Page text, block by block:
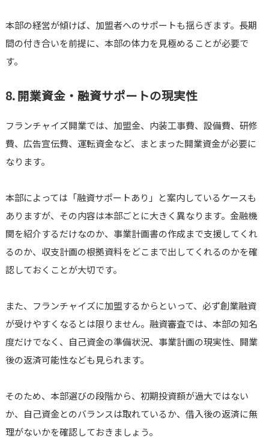
本部の経営が傾けば、加盟者へのサポートも揺らぎます。長期
間の付き合いを前提に、本部の体力を見極めることが必要で
す。
8. 開業資金・融資サポートの現実性
フランチャイズ開業では、加盟金、内装工事費、設備費、研修
費、広告宣伝費、運転資金など、まとまった開業資金が必要に
なります。
本部によっては「融資サポートあり」と案内しているケースも
ありますが、その内容は本部ごとに大きく異なります。金融機
関を紹介するだけなのか、事業計画書の作成まで支援してくれ
るのか、収支計画の根拠資料をどこまで出してくれるのかを確
認しておくことが大切です。
また、フランチャイズに加盟するからといって、必ず創業融資
が受けやすくなるとは限りません。融資審査では、本部の知名
度だけでなく、自己資金の準備状況、事業計画の現実性、開業
後の返済可能性なども見られます。
そのため、本部選びの段階から、初期投資額が過大ではない
か、自己資金とのバランスは取れているか、借入後の返済に無
理がないかを確認しておきましょう。